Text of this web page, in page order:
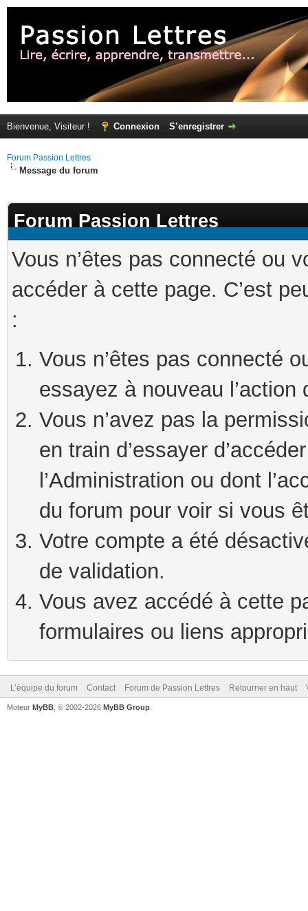
Bienvenue, Visiteur ! Connexion S’enregistrer
Forum Passion Lettres
Message du forum
Forum Passion Lettres
Vous n’êtes pas connecté ou
accéder à cette page. C’est
:
Vous n’êtes pas connecté
essayez à nouveau
Vous n’avez pas la
en train d’essayer
l’Administration ou dont
du forum pour voir si vous
Votre compte a été
de validation.
Vous avez accédé à cette
formulaires ou liens
L’équipe du forum Contact Forum de Passion Lettres Retourner en haut
Moteur MyBB , © 2002-2026 MyBB Group